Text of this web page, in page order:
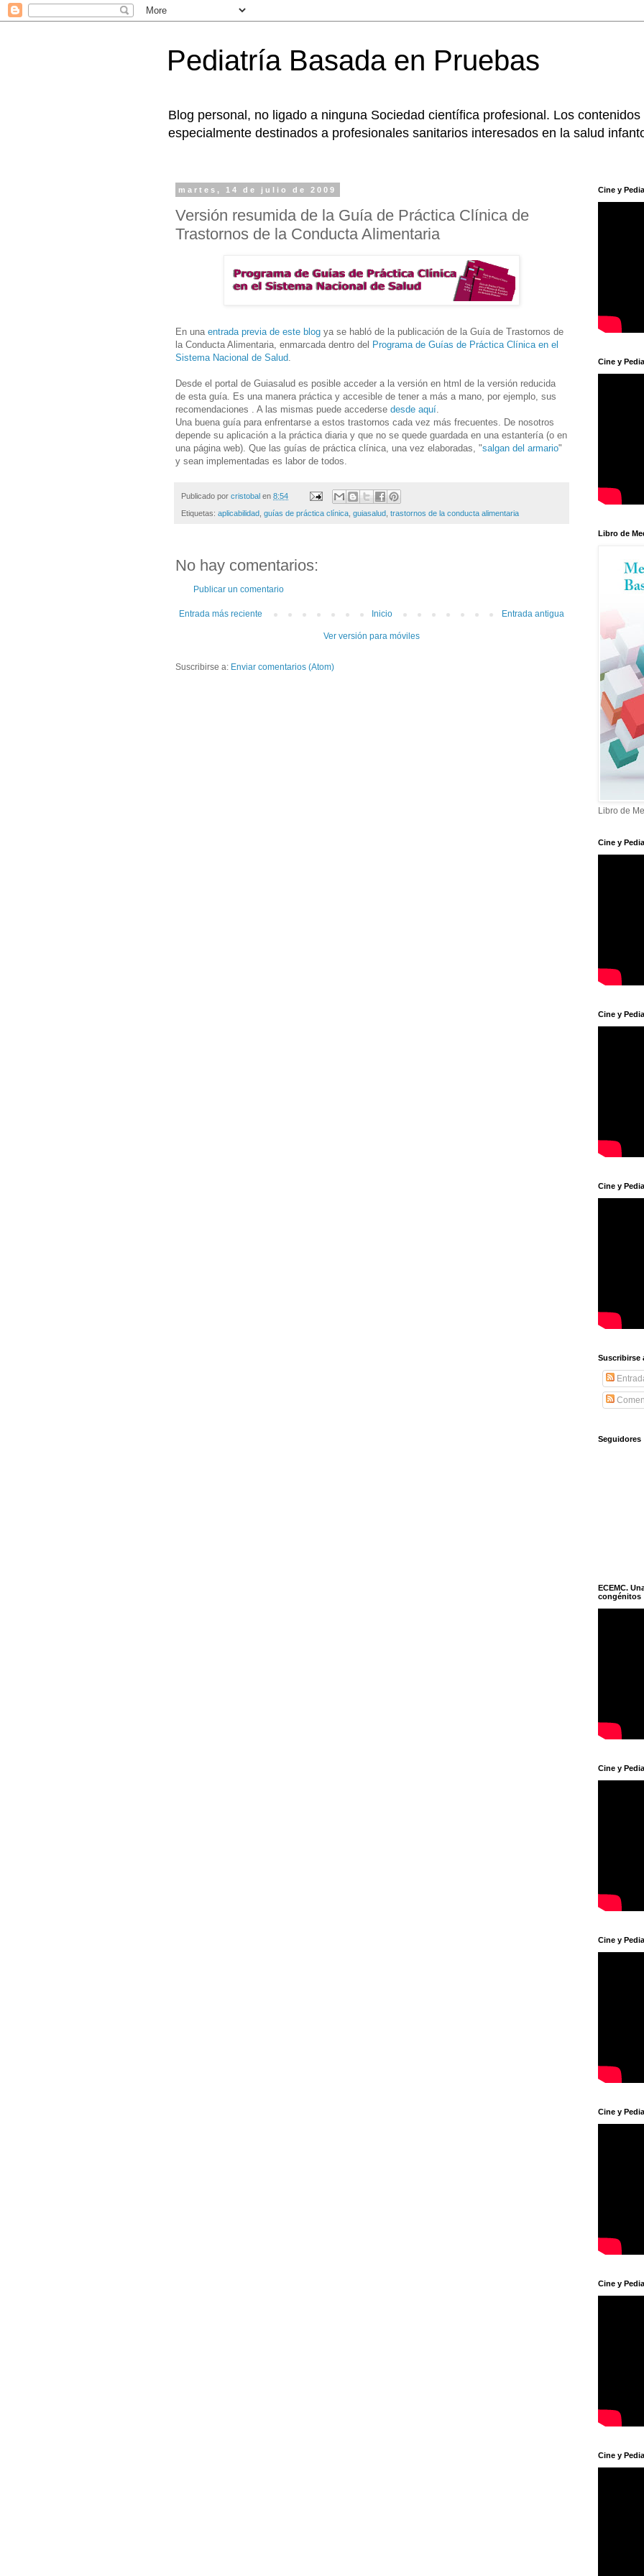
Pediatría Basada en Pruebas
Blog personal, no ligado a ninguna Sociedad científica profesional. Los
especialmente destinados a profesionales sanitarios interesados en la salud
martes, 14 de julio de 2009
Versión resumida de la Guía de Práctica Clínica de
Trastornos de la Conducta Alimentaria
En una entrada previa de este blog ya se habló de la publicación de la Guía de Trastornos de
la Conducta Alimentaria, enmarcada dentro del Programa de Guías de Práctica Clínica en el
Sistema Nacional de Salud
Desde el portal de Guiasalud es posible acceder a la versión en html de la versión reducida
de esta guía. Es una manera práctica y accesible de tener a más a mano, por ejemplo, sus
recomendaciones . A las mismas puede accederse desde aquí
Una buena guía para enfrentarse a estos trastornos cada vez más frecuentes. De nosotros
depende su aplicación a la práctica diaria y que no se quede guardada en una estantería (o en
una página web). Que las guías de práctica clínica, una vez elaboradas, "salgan del armario"
y sean implementadas es labor de todos.
Publicado por cristobal en 8:54
Etiquetas: aplicabilidad guías de práctica clínica guiasalud trastornos de la conducta alimentaria
No hay comentarios:
Publicar un comentario
Entrada más reciente Entrada antigua
Inicio
Ver versión para móviles
Suscribirse a: Enviar comentarios (Atom)
Cine y
Cine y
Libro de
Libro de
Cine y
Cine y
Cine y
Suscribirse
Seguidores
ECEMC.
congénitos
Cine y
Cine y
Cine y
Cine y
Cine y